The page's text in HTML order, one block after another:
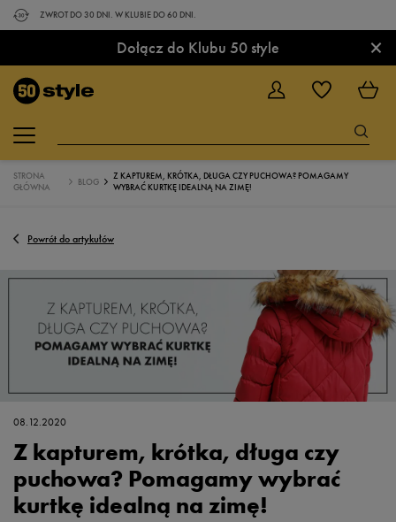
ZWROT DO 30 DNI. W KLUBIE DO 60 DNI.
Dołącz do Klubu 50 style ×
STRONA
GŁÓWNA
BLOG
Z KAPTUREM, KRÓTKA, DŁUGA CZY PUCHOWA? POMAGAMY
WYBRAĆ KURTKĘ IDEALNĄ NA ZIMĘ!
Powrót do artykułów
08.12.2020
Z kapturem, krótka, długa czy
puchowa? Pomagamy wybrać
kurtkę idealną na zimę!